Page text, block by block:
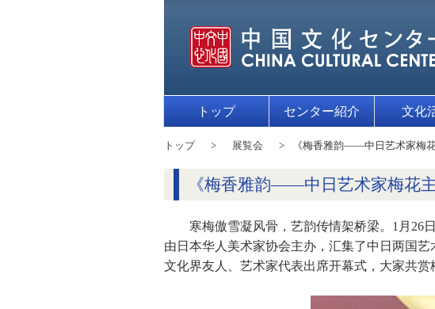
トップ センター紹介 文化
トップ 展覧会 《梅香雅韵——中日艺术家梅
《梅香雅韵——中日艺术家梅花
寒梅傲雪凝风骨，艺韵传情架桥梁。1月
由日本华人美术家协会主办，汇集了中日两国
文化界友人、艺术家代表出席开幕式，大家共赏